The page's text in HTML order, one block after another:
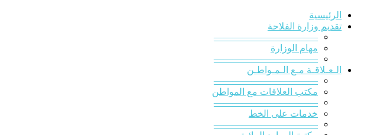
الرئيسية
تقديم وزارة الفلاحة
———————————
مهام الوزارة
———————————
الـعـلاقـة مـع الـمـواطـن
———————————
مكتب العلاقات مع المواطن
———————————
خدمات على الخط
———————————